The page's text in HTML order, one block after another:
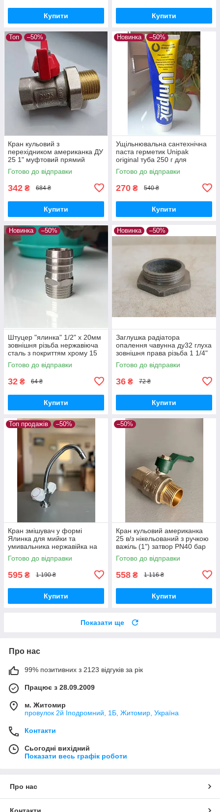
Купити Купити
Топ –50%
Кран кульовий з
перехідником американка ДУ
25 1" муфтовий прямий
різьбовий для води ручка
метелик
Готово до відправки
342 ₴ 684 ₴
Купити
Новинка –50%
Ущільнювальна сантехнічна
паста герметик Unipak
original туба 250 г для
різьбових з'єднань
Готово до відправки
270 ₴ 540 ₴
Купити
Новинка –50%
Штуцер "ялинка" 1/2" х 20мм
зовнішня різьба нержавіюча
сталь з покриттям хрому 15
мкм
Готово до відправки
32 ₴ 64 ₴
Купити
Новинка –50%
Заглушка радіатора
опалення чавунна ду32 глуха
зовнішня права різьба 1 1/4"
Готово до відправки
36 ₴ 72 ₴
Купити
Топ продажів –50%
Кран змішувач у формі
Ялинка для мийки та
умивальника нержавійка на
гайці дворучковий
водорозбірний Зм-УмДЦБр
Готово до відправки
595 ₴ 1 190 ₴
Купити
–50%
Кран кульовий американка
25 в/з нікельований з ручкою
важіль (1") затвор PN40 бар
Готово до відправки
558 ₴ 1 116 ₴
Купити
Показати ще
Про нас
99% позитивних з 2123 відгуків за рік
Працює з 28.09.2009
м. Житомир
провулок 2й Іподромний, 1Б, Житомир, Україна
Контакти
Сьогодні вихідний
Показати весь графік роботи
Про нас
Контакти